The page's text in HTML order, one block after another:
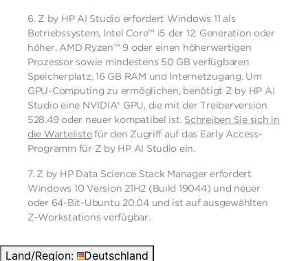
6. Z by HP AI Studio erfordert Windows 11 als
Betriebssystem, Intel Core™ i5 der 12. Generation oder
höher, AMD Ryzen™ 9 oder einen höherwertigen
Prozessor sowie mindestens 50 GB verfügbaren
Speicherplatz, 16 GB RAM und Internetzugang. Um
GPU-Computing zu ermöglichen, benötigt Z by HP AI
Studio eine NVIDIA® GPU, die mit der Treiberversion
528.49 oder neuer kompatibel ist. Schreiben Sie sich in
die Wartelistefür den Zugriff auf das Early Access-
Programm für Z by HP AI Studio ein.
7. Z by HP Data Science Stack Manager erfordert
Windows 10 Version 21H2 (Build 19044) und neuer
oder 64-Bit-Ubuntu 20.04 und ist auf ausgewählten
Z-Workstations verfügbar.​
Land/Region: Deutschland